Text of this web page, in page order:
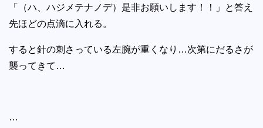
「（ハ、ハジメテナノデ）是非お願いします！！」と答え
先ほどの点滴に入れる。
すると針の刺さっている左腕が重くなり…次第にだるさが
襲ってきて…
…